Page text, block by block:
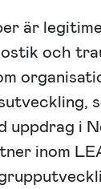
är
och
i
inom